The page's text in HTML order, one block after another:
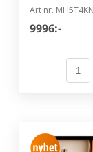
Art nr.
9996:-